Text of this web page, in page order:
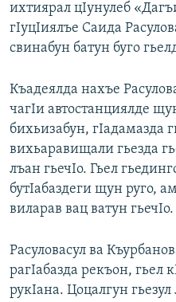
ихтиярал цIунулеб
гIуцIиялъе Саида
свинабун батун буго
Къадеялда нахъе
чагIи автостанциялде
бихьизабун, гIадамазда
вихьаравищали гьезда
лъан гьечIо. Гьел
бутIабаздеги щун руго,
виларав вац ватун гьечIо.
Расуловасул ва
рагIабазда рекъон, гьел
рукIана. Цоцалгун